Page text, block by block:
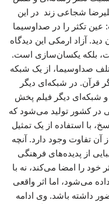
شجاعی زند در این
عین تکثر را در صداوسیما
آزاد ارمکی این دیدگاه
بلکه یکسان‌سازی است.
صداوسیما، از یک شبکه
در شبکه‌ای دیگر
و شبکه‌ای دیگر فیلم پخش
در کشور تولید می‌شود که
با استفاده از یک تمثیل
تفاوت وجود دارد. آنچه
از پدیده‌های فرهنگی
را امضا می‌کند، نه با
می‌شود، اما اثر واقعی
داشته باشد. وی ادامه